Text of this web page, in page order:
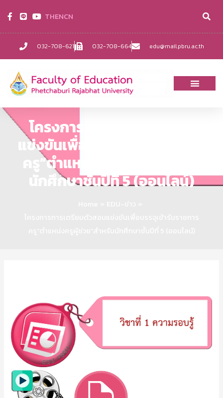
032-708-621 032-708-664 edu@mail.pbru.ac.th
THENCN
โครงการการเตรียมตัวสอบ
แข่งขันเพื่อบรรจุเข้ารับราชการ
ครู”ตำแหน่งครูผู้ช่วย”สำหรับ
นักศึกษาชั้นปีที่ 5 (ออนไลน์)